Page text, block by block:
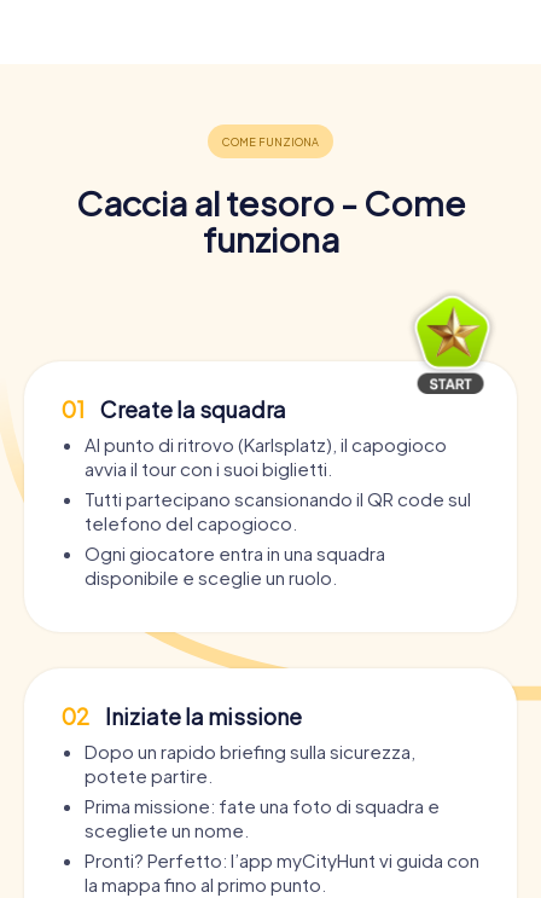
Caccia al tesoro - Come
funziona
01 Create la squadra
Al punto di ritrovo (Karlsplatz), il capogioco
avvia il tour con i suoi biglietti.
Tutti partecipano scansionando il QR code sul
telefono del capogioco.
Ogni giocatore entra in una squadra
disponibile e sceglie un ruolo.
02 Iniziate la missione
Dopo un rapido briefing sulla sicurezza,
potete partire.
Prima missione: fate una foto di squadra e
scegliete un nome.
Pronti? Perfetto: l’app myCityHunt vi guida con
la mappa fino al primo punto.